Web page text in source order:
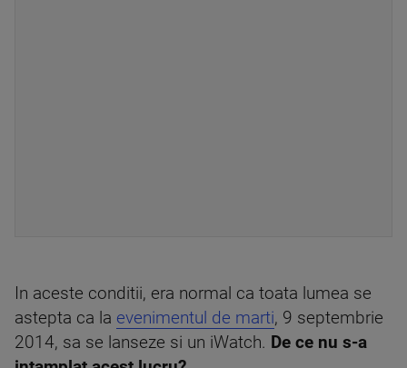
In aceste conditii, era normal ca toata lumea se
astepta ca la evenimentul de marti, 9 septembrie
2014, sa se lanseze si un iWatch. De ce nu s-a